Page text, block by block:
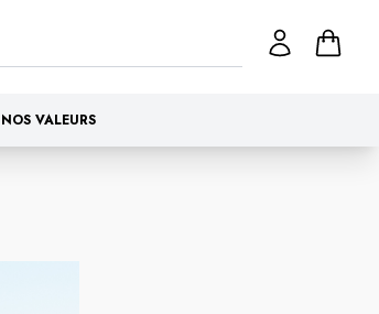
NOS VALEURS